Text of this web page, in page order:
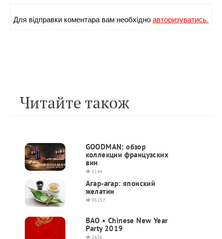
Для вiдправки коментара вам необхiдноавторизуватись.
Читайте також
GOODMAN: обзор
коллекции французских
вин
5144
Агар-агар: японский
желатин
93237
BAO • Chinese New Year
Party 2019
2456